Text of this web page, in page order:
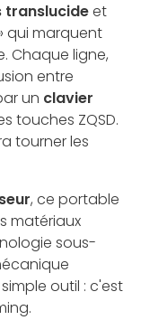
translucideet
qui marquent
Chaque ligne,
entre
un clavier
touches ZQSD.
tourner les
, ce portable
matériaux
sous-
outil : c'est